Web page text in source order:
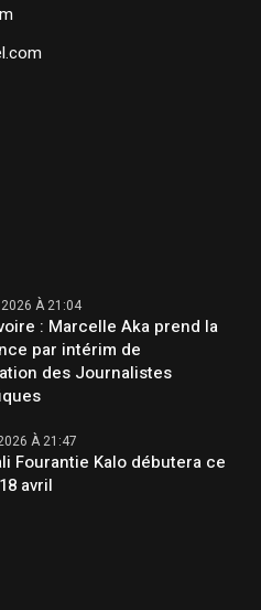
À 21:04
: Marcelle Aka prend la
par intérim de
des Journalistes
À 21:47
Fourantie Kalo débutera ce
avril